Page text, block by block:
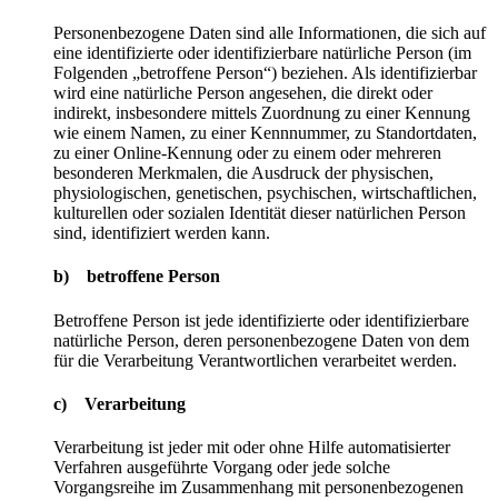
Personenbezogene Daten sind alle Informationen, die sich auf
eine identifizierte oder identifizierbare natürliche Person (im
Folgenden „betroffene Person“) beziehen. Als identifizierbar
wird eine natürliche Person angesehen, die direkt oder
indirekt, insbesondere mittels Zuordnung zu einer Kennung
wie einem Namen, zu einer Kennnummer, zu Standortdaten,
zu einer Online-Kennung oder zu einem oder mehreren
besonderen Merkmalen, die Ausdruck der physischen,
physiologischen, genetischen, psychischen, wirtschaftlichen,
kulturellen oder sozialen Identität dieser natürlichen Person
sind, identifiziert werden kann.
b) betroffene Person
Betroffene Person ist jede identifizierte oder identifizierbare
natürliche Person, deren personenbezogene Daten von dem
für die Verarbeitung Verantwortlichen verarbeitet werden.
c) Verarbeitung
Verarbeitung ist jeder mit oder ohne Hilfe automatisierter
Verfahren ausgeführte Vorgang oder jede solche
Vorgangsreihe im Zusammenhang mit personenbezogenen